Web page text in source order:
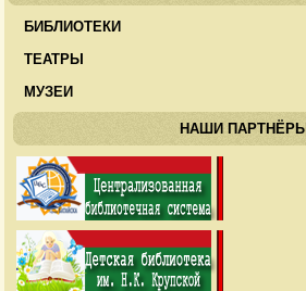
БИБЛИОТЕКИ
ТЕАТРЫ
МУЗЕИ
НАШИ ПАРТНЁРЫ